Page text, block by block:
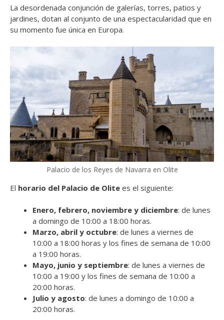
La desordenada conjunción de galerías, torres, patios y
jardines, dotan al conjunto de una espectacularidad que en
su momento fue única en Europa.
Palacio de los Reyes de Navarra en Olite
El horario del Palacio de Olite es el siguiente:
Enero, febrero, noviembre y diciembre: de lunes
a domingo de 10:00 a 18:00 horas.
Marzo, abril y octubre: de lunes a viernes de
10:00 a 18:00 horas y los fines de semana de 10:00
a 19:00 horas.
Mayo, junio y septiembre: de lunes a viernes de
10:00 a 19:00 y los fines de semana de 10:00 a
20:00 horas.
Julio y agosto: de lunes a domingo de 10:00 a
20:00 horas.